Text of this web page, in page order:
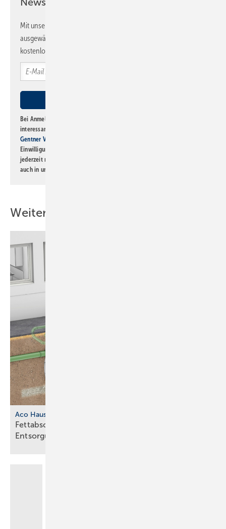
Mit unserem Newsletter erhalten Sie regelmäßig von uns
ausgewählte Informationen und Neuigkeiten, gebündelt und
kostenlos direkt ins Postfach.
Bei Anmeldung zu diesem Newsletter bin ich damit einverstanden, über
interessante Verlags- und Online-Angebote
Gentner Verlag GmbH & Co. KG
Einwilligung kann ich jederzeit widerrufen und eine Abmeldung ist
jederzeit möglich. Informationen zum Umgang mit Daten finden Sie
auch in unserer
Weitere Inhalte
Aco Haustechnik
Fettabscheider mit separatem
Entsorgungsschacht